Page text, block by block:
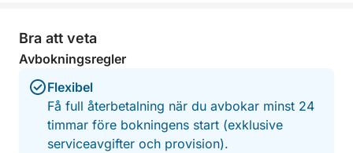
The crew made us feel completely
welcome and taken care of throughout
the entire day. We are incredibly
grateful for this unforgettable and fully
organized experience. Highly
recommended to anyone looking for a
relaxing, fun, and special day on the
water!
Bra att veta
Avbokningsregler
Flexibel
Få full återbetalning när du avbokar minst 24
timmar före bokningens start (exklusive
serviceavgifter och provision).